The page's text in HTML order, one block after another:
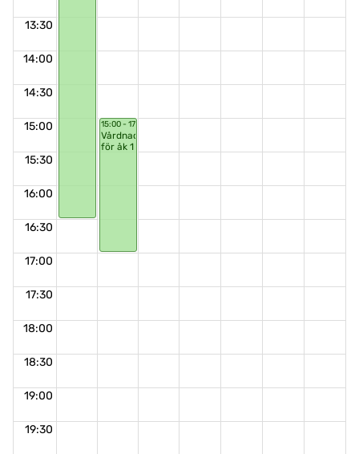
13:30
14:00
14:30
15:00
15:30
16:00
16:30
17:00
17:30
18:00
18:30
19:00
19:30
15:00 - 17:00
Vårdnadshavarmöte
för åk 1